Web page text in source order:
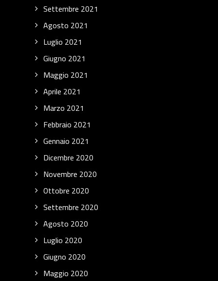
Settembre 2021
Agosto 2021
Luglio 2021
Giugno 2021
Maggio 2021
Aprile 2021
Marzo 2021
Febbraio 2021
Gennaio 2021
Dicembre 2020
Novembre 2020
Ottobre 2020
Settembre 2020
Agosto 2020
Luglio 2020
Giugno 2020
Maggio 2020